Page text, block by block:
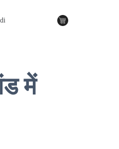
में